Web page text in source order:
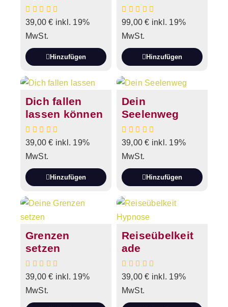
39,00€ inkl. 19%
MwSt.
Hinzufügen
99,00€ inkl. 19%
MwSt.
Hinzufügen
Dich fallen
lassen können
39,00€ inkl. 19%
MwSt.
Hinzufügen
Dein
Seelenweg
39,00€ inkl. 19%
MwSt.
Hinzufügen
Grenzen
setzen
39,00€ inkl. 19%
MwSt.
Reiseübelkeit
ade
39,00€ inkl. 19%
MwSt.